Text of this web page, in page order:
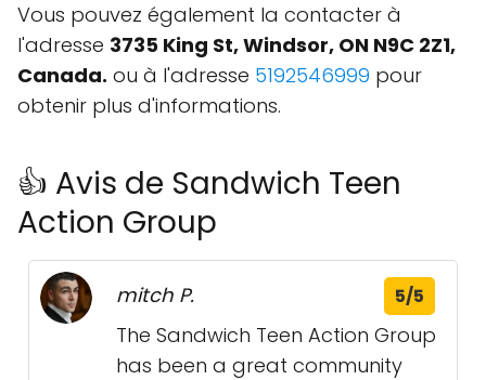
Vous pouvez également la contacter à
l'adresse 3735 King St, Windsor, ON N9C 2Z1,
Canada. ou à l'adresse 5192546999 pour
obtenir plus d'informations.
👍 Avis de Sandwich Teen
Action Group
mitch P. 5/5
The Sandwich Teen Action Group
has been a great community